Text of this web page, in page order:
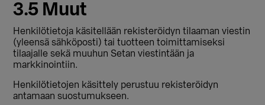
3.5 Muut
Henkilötietoja käsitellään rekisteröidyn tilaaman viestin
(yleensä sähköposti) tai tuotteen toimittamiseksi
tilaajalle sekä muuhun Setan viestintään ja
markkinointiin.
Henkilötietojen käsittely perustuu rekisteröidyn
antamaan suostumukseen.